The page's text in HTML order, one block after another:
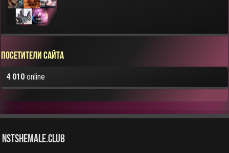
Посетители сайта
4 010 online
NstShemale.Club